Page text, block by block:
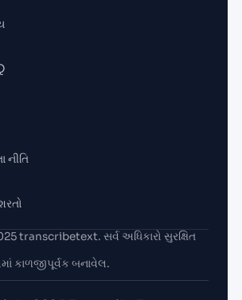
નીતિ
transcribetext. સર્વ અધિકારો સુરક્ષિત
કાળજીપૂર્વક બનાવેલ.